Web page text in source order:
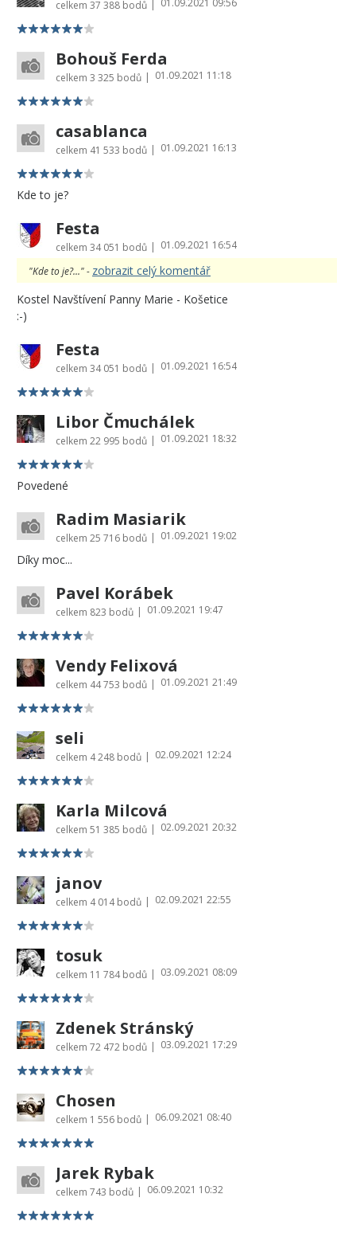
celkem 37 388 bodů
Bohouš Ferda
celkem 3 325 bodů | 01.09.2021 11:18
casablanca
celkem 41 533 bodů | 01.09.2021 16:13
Kde to je?
Festa
celkem 34 051 bodů | 01.09.2021 16:54
"Kde to je?..." - zobrazit celý komentář
Kostel Navštívení Panny Marie - Košetice
:-)
Festa
celkem 34 051 bodů | 01.09.2021 16:54
Libor Čmuchálek
celkem 22 995 bodů | 01.09.2021 18:32
Povedené
Radim Masiarik
celkem 25 716 bodů | 01.09.2021 19:02
Díky moc...
Pavel Korábek
celkem 823 bodů | 01.09.2021 19:47
Vendy Felixová
celkem 44 753 bodů | 01.09.2021 21:49
seli
celkem 4 248 bodů | 02.09.2021 12:24
Karla Milcová
celkem 51 385 bodů | 02.09.2021 20:32
janov
celkem 4 014 bodů | 02.09.2021 22:55
tosuk
celkem 11 784 bodů | 03.09.2021 08:09
Zdenek Stránský
celkem 72 472 bodů | 03.09.2021 17:29
Chosen
celkem 1 556 bodů | 06.09.2021 08:40
Jarek Rybak
celkem 743 bodů | 06.09.2021 10:32